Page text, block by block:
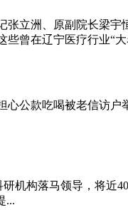
洲、原副院长梁宇
曾在辽宁医疗行业“大
款吃喝被老信访户
构落马领导，将近
...